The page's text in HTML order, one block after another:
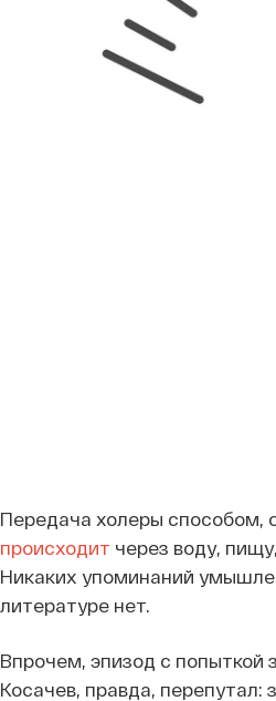
Передача холеры способом,
происходит через воду,
Никаких упоминаний
литературе нет.
Впрочем, эпизод с попыткой
Косачев, правда, перепутал: